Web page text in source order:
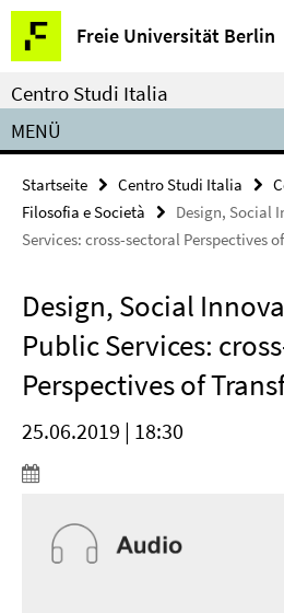
Springe
direkt
zu
Inhalt
Freie Universität Berlin
Service-
Navigation
Centro Studi Italia
MENÜ
Startseite Centro Studi Italia
Filosofia e Società
Design, Social
Services: cross-sectoral Perspectives
Design, Social
Public Services:
Perspectives of
25.06.2019 | 18:30